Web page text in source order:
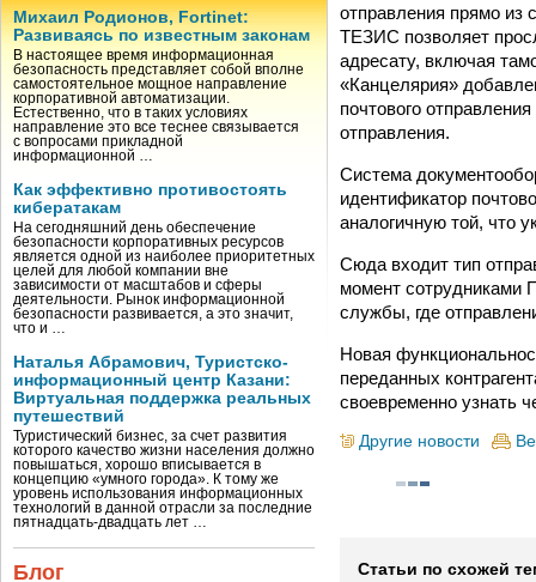
Михаил Родионов, Fortinet:
Развиваясь по известным законам
В настоящее время информационная
безопасность представляет собой вполне
самостоятельное мощное направление
корпоративной автоматизации.
Естественно, что в таких условиях
направление это все теснее связывается
с вопросами прикладной
информационной …
Как эффективно противостоять
кибератакам
На сегодняшний день обеспечение
безопасности корпоративных ресурсов
является одной из наиболее приоритетных
целей для любой компании вне
зависимости от масштабов и сферы
деятельности. Рынок информационной
безопасности развивается, а это значит,
что и …
Наталья Абрамович, Туристско-
информационный центр Казани:
Виртуальная поддержка реальных
путешествий
Туристический бизнес, за счет развития
которого качество жизни населения должно
повышаться, хорошо вписывается в
концепцию «умного города». К тому же
уровень использования информационных
технологий в данной отрасли за последние
пятнадцать-двадцать лет …
Блог
отправления прямо из
ТЕЗИС позволяет
адресату, включая
«Канцелярия»
почтового
отправления.
Система
идентификатор
аналогичную той, что
Сюда входит тип
момент сотрудниками
службы, где
Новая
переданных
своевременно узнать
Другие новости
Статьи по схожей